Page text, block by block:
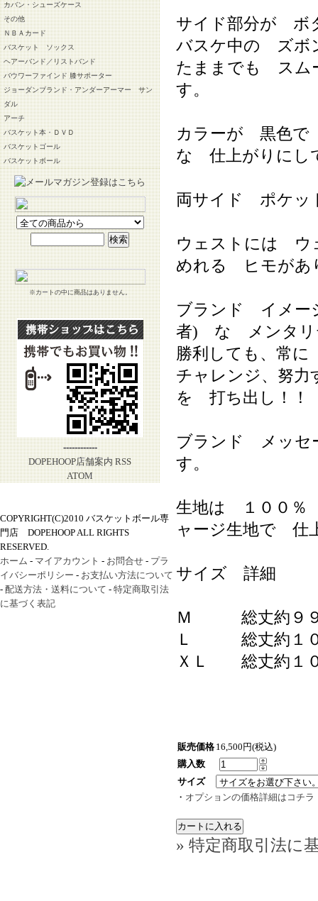
カバン・シューズケース
その他
ＮＢＡカード
バスケット ソックス
ヘアーバンド／リストバンド
バウワーファインド 膝サポーター
ジョーダンブランド・アンダーアーマー サン
ダル
アーチ
バスケット本・ＤＶＤ
バスケットゴール
バスケットボール
※カートの中に商品はありません。
------------
DOPEHOOP店舗案内 RSS
ATOM
サイド部分が ボ
バスケ中の ズボ
たままでも ス
す。
カラーが 黒色
な 仕上がりにし
両サイド ポケッ
ウェストには ウ
めれる ヒモがあ
ブランド イメー
者) な メンタリ
勝利しても、常
チャレンジ、努
を 打ち出し！！
ブランド メッセ
す。
生地は １００
ャージ生地で 仕
サイズ 詳細
Ｍ 総丈約９９
Ｌ 総丈約１０
ＸＬ 総丈約１０
販売価格 16,500円(税込)
購入数
サイズ
・ オプションの価格詳細はコチラ
» 特定商取引法に
COPYRIGHT(C)2010 バスケットボール専
門店 DOPEHOOP ALL RIGHTS
RESERVED.
ホーム - マイアカウント - お問合せ - プラ
イバシーポリシー - お支払い方法について
- 配送方法・送料について - 特定商取引法
に基づく表記